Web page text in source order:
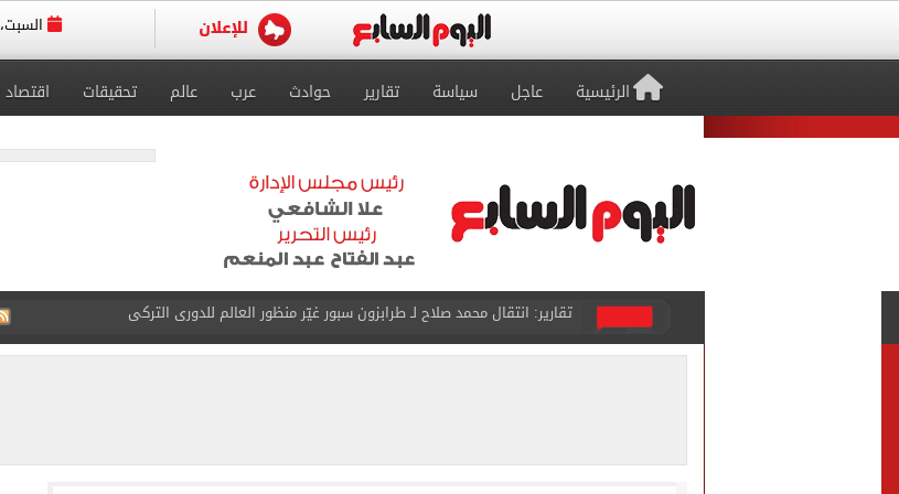
السبت، 08 أغسطس 2026
الرئيسية عاجل سياسة تقارير حوادث عرب عالم تحقيقات اقتصاد
كشف أثرى جديد بالدقهلية يوثق آلاف السنين من الاستيطان البشري
تحويلات مرورية لاستكمال تنفيذ أعمال بمحور محمد حسين هيكل بالقاهرة
إمام عاشور يمدد تعاقده مع الأهلي لـ2030 مقابل 25 مليونا سنويا وعقد إعلاني